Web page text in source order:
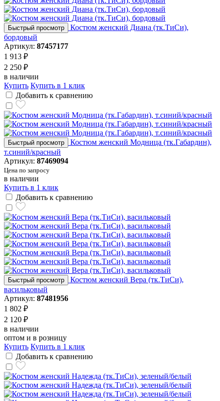
Быстрый просмотр
Костюм женский Диана (тк.ТиСи),
бордовый
Артикул: 87457177
1 913 ₽
2 250 ₽
в наличии
Купить Купить в 1 клик
Добавить к сравнению
Быстрый просмотр
Костюм женский Модница (тк.Габардин),
т.синий/красный
Артикул: 87469094
Цена по запросу
в наличии
Купить в 1 клик
Добавить к сравнению
Быстрый просмотр
Костюм женский Вера (тк.ТиСи),
васильковый
Артикул: 87481956
1 802 ₽
2 120 ₽
в наличии
оптом и в розницу
Купить Купить в 1 клик
Добавить к сравнению